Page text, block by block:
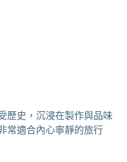
歷史，沉浸在製作與品味
常適合內心寧靜的旅行